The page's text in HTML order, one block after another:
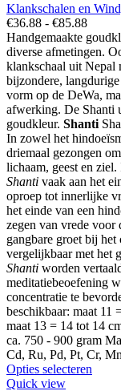
Klankschalen en
€36.88 - €85.88
€36.88
tot
€85.88
Handgemaakte
diverse afmetingen.
klankschaal uit Nepal
bijzondere,
vorm op de DeWa,
afwerking. De Shanti
goudkleur. Shanti
In zowel het
driemaal gezongen
lichaam, geest en
Shanti vaak aan het
oproep tot innerlijke
het einde van een
zegen van vrede voor
gangbare groet bij
vergelijkbaar met het
Shanti worden
meditatiebeoefening
concentratie te
beschikbaar: maat 11
maat 13 = 14 tot 14
ca. 750 - 900 gram
Cd, Ru, Pd, Pt, Cr,
Opties selecteren
Quick view